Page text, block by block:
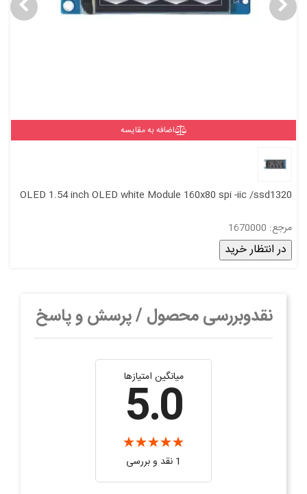
اضافه به مقایسه
OLED 1.54 inch OLED white Module 160x80 spi -iic /ssd1320
مرجع: 1670000
در انتظار خرید
نقدوبررسی محصول / پرسش و پاسخ
میانگین امتیازها
5.0
1 نقد و بررسی